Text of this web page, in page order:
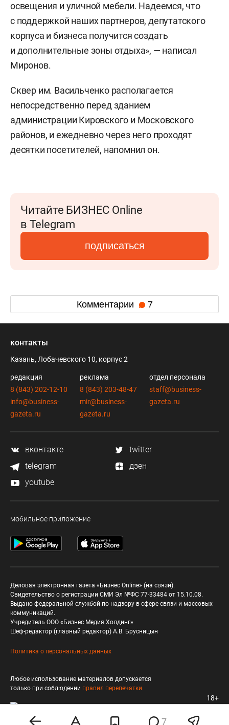
освещения и уличной мебели. Надеемся, что
с поддержкой наших партнеров, депутатского
корпуса и бизнеса получится создать
и дополнительные зоны отдыха», — написал
Миронов.
Сквер им. Васильченко располагается
непосредственно перед зданием
администрации Кировского и Московского
районов, и ежедневно через него проходят
десятки посетителей, напомнил он.
Читайте БИЗНЕС Online
в Telegram
подписаться
Комментарии 7
7
контакты
Казань, Лобачевского 10, корпус 2
редакция
8 (843) 202-12-10
info@business-
gazeta.ru
реклама
8 (843) 203-48-47
mir@business-
gazeta.ru
отдел персонала
staff@business-
gazeta.ru
вконтакте
twitter
telegram
дзен
youtube
мобильное приложение
Деловая электронная газета «Бизнес Online» (на связи).
Свидетельство о регистрации СМИ Эл №ФС 77-33484 от 15.10.08.
Выдано федеральной службой по надзору в сфере связи и массовых
коммуникаций.
Учредитель ООО «Бизнес Медия Холдинг»
Шеф-редактор (главный редактор) А.В. Брусницын
Политика о персональных данных
Любое использование материалов допускается
только при соблюдении правил перепечатки
18+